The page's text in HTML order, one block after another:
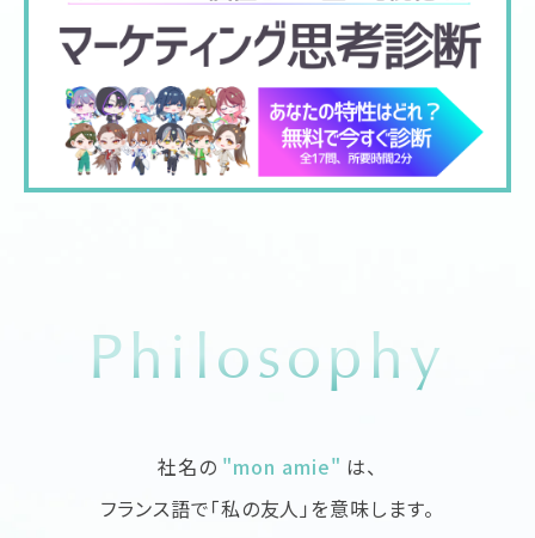
Philosophy
社名の "mon amie" は、
フランス語で「私の友人」を意味します。